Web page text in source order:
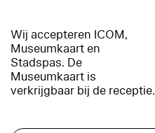
Wij accepteren ICOM,
Museumkaart en
Stadspas. De
Museumkaart is
verkrijgbaar bij de receptie.